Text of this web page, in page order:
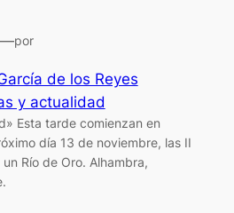
—por
de los Reyes
y actualidad
Esta tarde comienzan en
día 13 de noviembre, las II
Río de Oro. Alhambra,